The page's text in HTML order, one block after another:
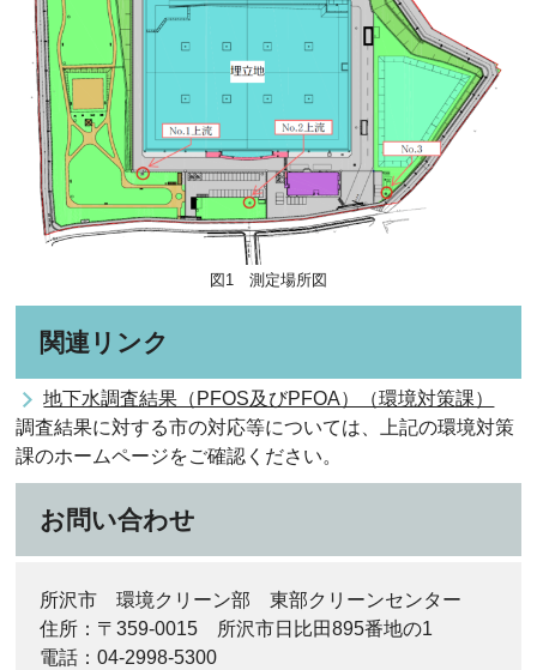
図1 測定場所図
関連リンク
地下水調査結果（PFOS及びPFOA）（環境対策課）
調査結果に対する市の対応等については、上記の環境対策
課のホームページをご確認ください。
お問い合わせ
所沢市 環境クリーン部 東部クリーンセンター
住所：〒359-0015 所沢市日比田895番地の1
電話：04-2998-5300